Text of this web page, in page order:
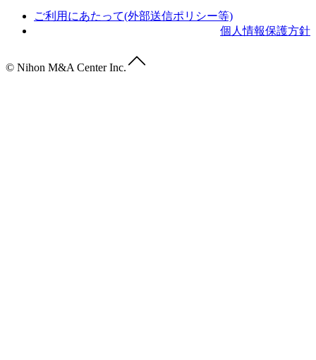
ご利用にあたって(外部送信ポリシー等)
個人情報保護方針
© Nihon M&A Center Inc.